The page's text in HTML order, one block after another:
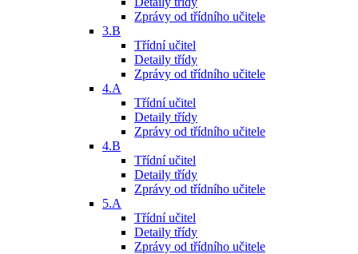
Zprávy od třídního učitele
3.B
Třídní učitel
Detaily třídy
Zprávy od třídního učitele
4.A
Třídní učitel
Detaily třídy
Zprávy od třídního učitele
4.B
Třídní učitel
Detaily třídy
Zprávy od třídního učitele
5.A
Třídní učitel
Detaily třídy
Zprávy od třídního učitele